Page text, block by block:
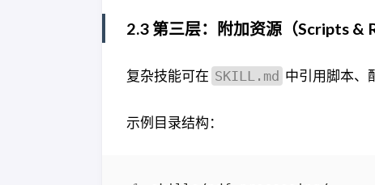
2.3 第三层：附加资源（Scripts &
复杂技能可在 SKILL.md 中引用脚本、
示例目录结构：